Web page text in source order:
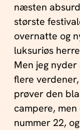
næsten
største
overnatte og
luksuriøs
Men jeg
flere
prøver den
campere,
nummer 22,